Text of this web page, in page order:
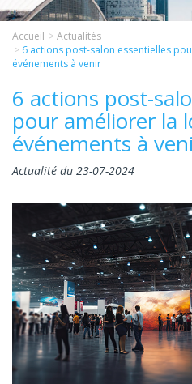
Accueil
Actualités
6 actions post-salon essentielles
événements à venir
6 actions post-
pour améliorer la
événements à
Actualité du 23-07-2024